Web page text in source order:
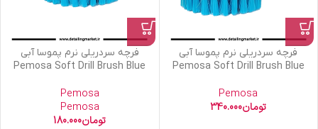
فرچه سردریلی نرم پموسا آبی
Pemosa Soft Drill Brush Blue
Pemosa
تومان340.000
فرچه سردریلی نرم پموسا آبی
Pemosa Soft Drill Brush Blue
Pemosa
Pemosa
تومان180.000